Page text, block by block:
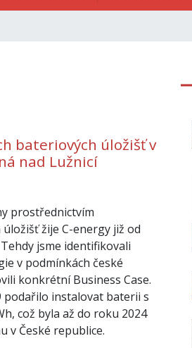
bateriových úložišť v
nad Lužnicí
prostřednictvím
žije C-energy již od
jsme identifikovali
v podmínkách české
konkrétní Business Case.
podařilo instalovat baterii s
což byla až do roku 2024
v České republice.